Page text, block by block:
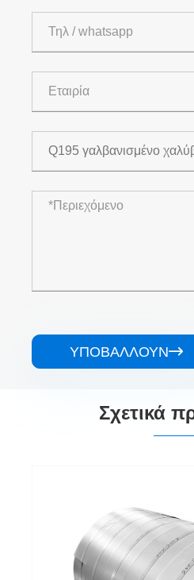
ΥΠΟΒΆΛΛΟΥΝ
Σχετικά
Q235 γαλβανισμένο
κανονικό spangle
Δείτε περισσότερα >>